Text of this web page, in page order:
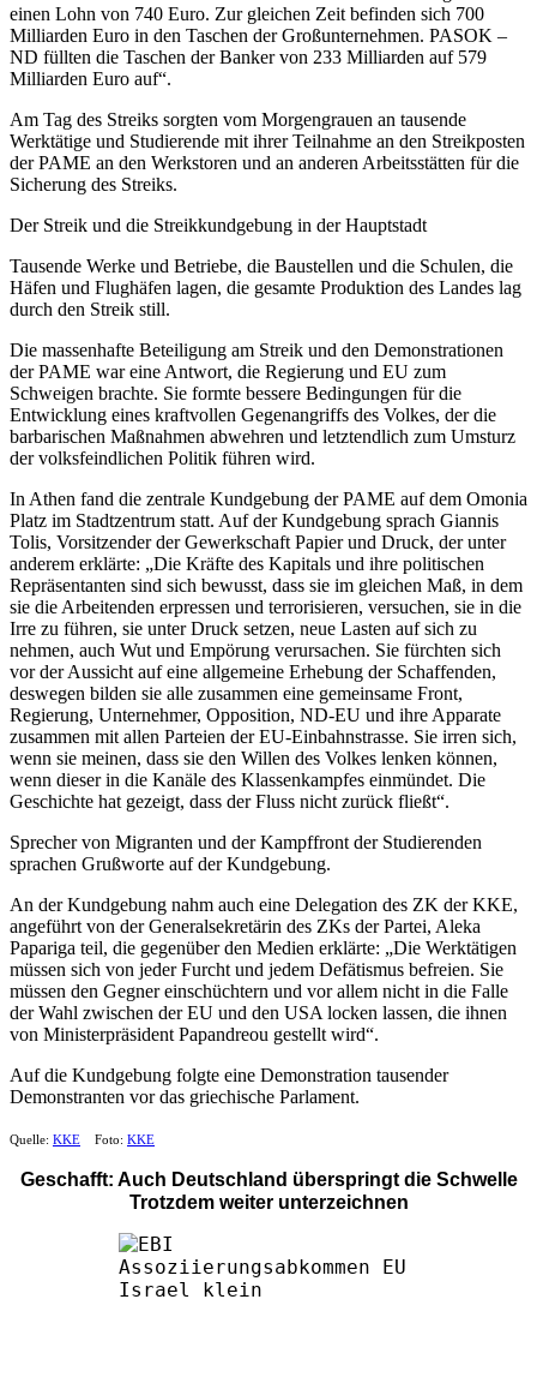
einen Lohn von 740 Euro. Zur gleichen Zeit befinden sich 700
Milliarden Euro in den Taschen der Großunternehmen. PASOK –
ND füllten die Taschen der Banker von 233 Milliarden auf 579
Milliarden Euro auf“.
Am Tag des Streiks sorgten vom Morgengrauen an tausende
Werktätige und Studierende mit ihrer Teilnahme an den Streikposten
der PAME an den Werkstoren und an anderen Arbeitsstätten für die
Sicherung des Streiks.
Der Streik und die Streikkundgebung in der Hauptstadt
Tausende Werke und Betriebe, die Baustellen und die Schulen, die
Häfen und Flughäfen lagen, die gesamte Produktion des Landes lag
durch den Streik still.
Die massenhafte Beteiligung am Streik und den Demonstrationen
der PAME war eine Antwort, die Regierung und EU zum
Schweigen brachte. Sie formte bessere Bedingungen für die
Entwicklung eines kraftvollen Gegenangriffs des Volkes, der die
barbarischen Maßnahmen abwehren und letztendlich zum Umsturz
der volksfeindlichen Politik führen wird.
In Athen fand die zentrale Kundgebung der PAME auf dem Omonia
Platz im Stadtzentrum statt. Auf der Kundgebung sprach Giannis
Tolis, Vorsitzender der Gewerkschaft Papier und Druck, der unter
anderem erklärte: „Die Kräfte des Kapitals und ihre politischen
Repräsentanten sind sich bewusst, dass sie im gleichen Maß, in dem
sie die Arbeitenden erpressen und terrorisieren, versuchen, sie in die
Irre zu führen, sie unter Druck setzen, neue Lasten auf sich zu
nehmen, auch Wut und Empörung verursachen. Sie fürchten sich
vor der Aussicht auf eine allgemeine Erhebung der Schaffenden,
deswegen bilden sie alle zusammen eine gemeinsame Front,
Regierung, Unternehmer, Opposition, ND-EU und ihre Apparate
zusammen mit allen Parteien der EU-Einbahnstrasse. Sie irren sich,
wenn sie meinen, dass sie den Willen des Volkes lenken können,
wenn dieser in die Kanäle des Klassenkampfes einmündet. Die
Geschichte hat gezeigt, dass der Fluss nicht zurück fließt“.
Sprecher von Migranten und der Kampffront der Studierenden
sprachen Grußworte auf der Kundgebung.
An der Kundgebung nahm auch eine Delegation des ZK der KKE,
angeführt von der Generalsekretärin des ZKs der Partei, Aleka
Papariga teil, die gegenüber den Medien erklärte: „Die Werktätigen
müssen sich von jeder Furcht und jedem Defätismus befreien. Sie
müssen den Gegner einschüchtern und vor allem nicht in die Falle
der Wahl zwischen der EU und den USA locken lassen, die ihnen
von Ministerpräsident Papandreou gestellt wird“.
Auf die Kundgebung folgte eine Demonstration tausender
Demonstranten vor das griechische Parlament.
Quelle: KKE Foto: KKE
Geschafft: Auch Deutschland überspringt die Schwelle
Trotzdem weiter unterzeichnen